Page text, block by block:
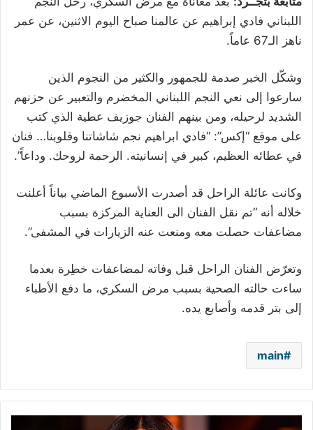
اللبناني فادي إبراهيم عن عالمنا صباح اليوم الاثنين، عن عمر
ناهز الـ67 عاماً.
وشكّل الخبر صدمة للجمهور والكثير من النجوم الذين
سارعوا إلى نعي النجم اللبناني المخضرم والتعبير عن حزنهم
الشديد لرحيله، ومن بينهم الفنان جوزيف عطية الذي كتب
على موقع “إكس”: “فادي ابراهيم نجم شاشاتنا وقلوبنا… فنان
في عطائه العظيم، كبير في إنسانيته. الرحمة لروحك. وداعاً”.
وكانت عائلة الراحل قد أصدرت الأسبوع الماضي بياناً أعلنت
خلاله أنه “تم نقل الفنان الى العناية المركزة بسبب
مضاعفات حصلت معه ومنعت عنه الزيارات في المشفى”.
وتعرّض الفنان الراحل قبل وفاته لمضاعفات خطِرة بعدما
ساءت حالته الصحية بسبب مرض السكري، ما دفع الأطباء
إلى بتر قدمه وأصابع يده.
main